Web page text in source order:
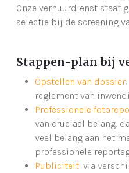
Onze verhuurdienst staat
selectie bij de screening
Stappen-plan bij
Opstellen van dossier
reglement van
Professionele
van cruciaal belang,
veel belang aan het
professionele
Publiciteit: via